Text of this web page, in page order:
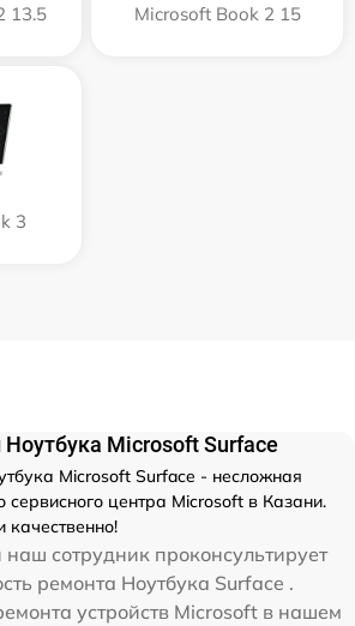
13.5 Microsoft Book 2 15
3
Microsoft Surface
Microsoft Surface - несложная
центра Microsoft в Казани.
сотрудник проконсультирует
ремонта Ноутбука Surface .
устройств Microsoft в нашем